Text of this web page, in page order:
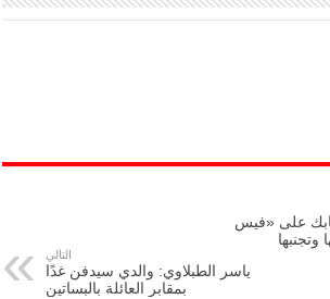
على «فيس
التالي
ياسر الطبلاوي: والدي سيدفن غدًا
بمقابر العائلة بالبساتين